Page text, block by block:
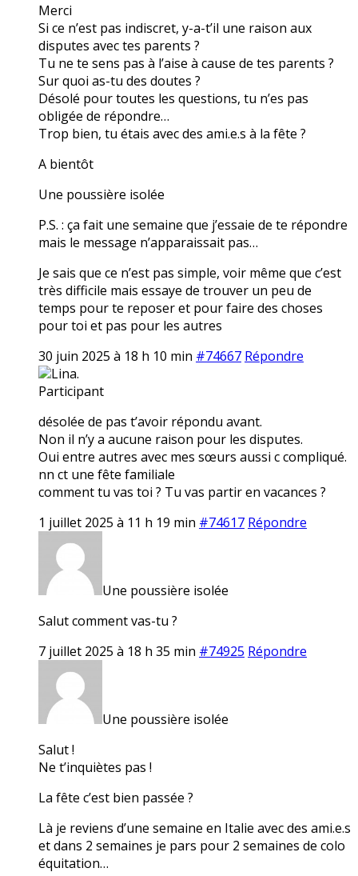
Merci
Si ce n’est pas indiscret, y-a-t’il une raison aux
disputes avec tes parents ?
Tu ne te sens pas à l’aise à cause de tes parents ?
Sur quoi as-tu des doutes ?
Désolé pour toutes les questions, tu n’es pas
obligée de répondre…
Trop bien, tu étais avec des ami.e.s à la fête ?
A bientôt
Une poussière isolée
P.S. : ça fait une semaine que j’essaie de te répondre
mais le message n’apparaissait pas…
Je sais que ce n’est pas simple, voir même que c’est
très difficile mais essaye de trouver un peu de
temps pour te reposer et pour faire des choses
pour toi et pas pour les autres
30 juin 2025 à 18 h 10 min #74667 Répondre
Lina.
Participant
désolée de pas t’avoir répondu avant.
Non il n’y a aucune raison pour les disputes.
Oui entre autres avec mes sœurs aussi c compliqué.
nn ct une fête familiale
comment tu vas toi ? Tu vas partir en vacances ?
1 juillet 2025 à 11 h 19 min #74617 Répondre
Une poussière isolée
Salut comment vas-tu ?
7 juillet 2025 à 18 h 35 min #74925 Répondre
Une poussière isolée
Salut !
Ne t’inquiètes pas !
La fête c’est bien passée ?
Là je reviens d’une semaine en Italie avec des ami.e.s
et dans 2 semaines je pars pour 2 semaines de colo
équitation…